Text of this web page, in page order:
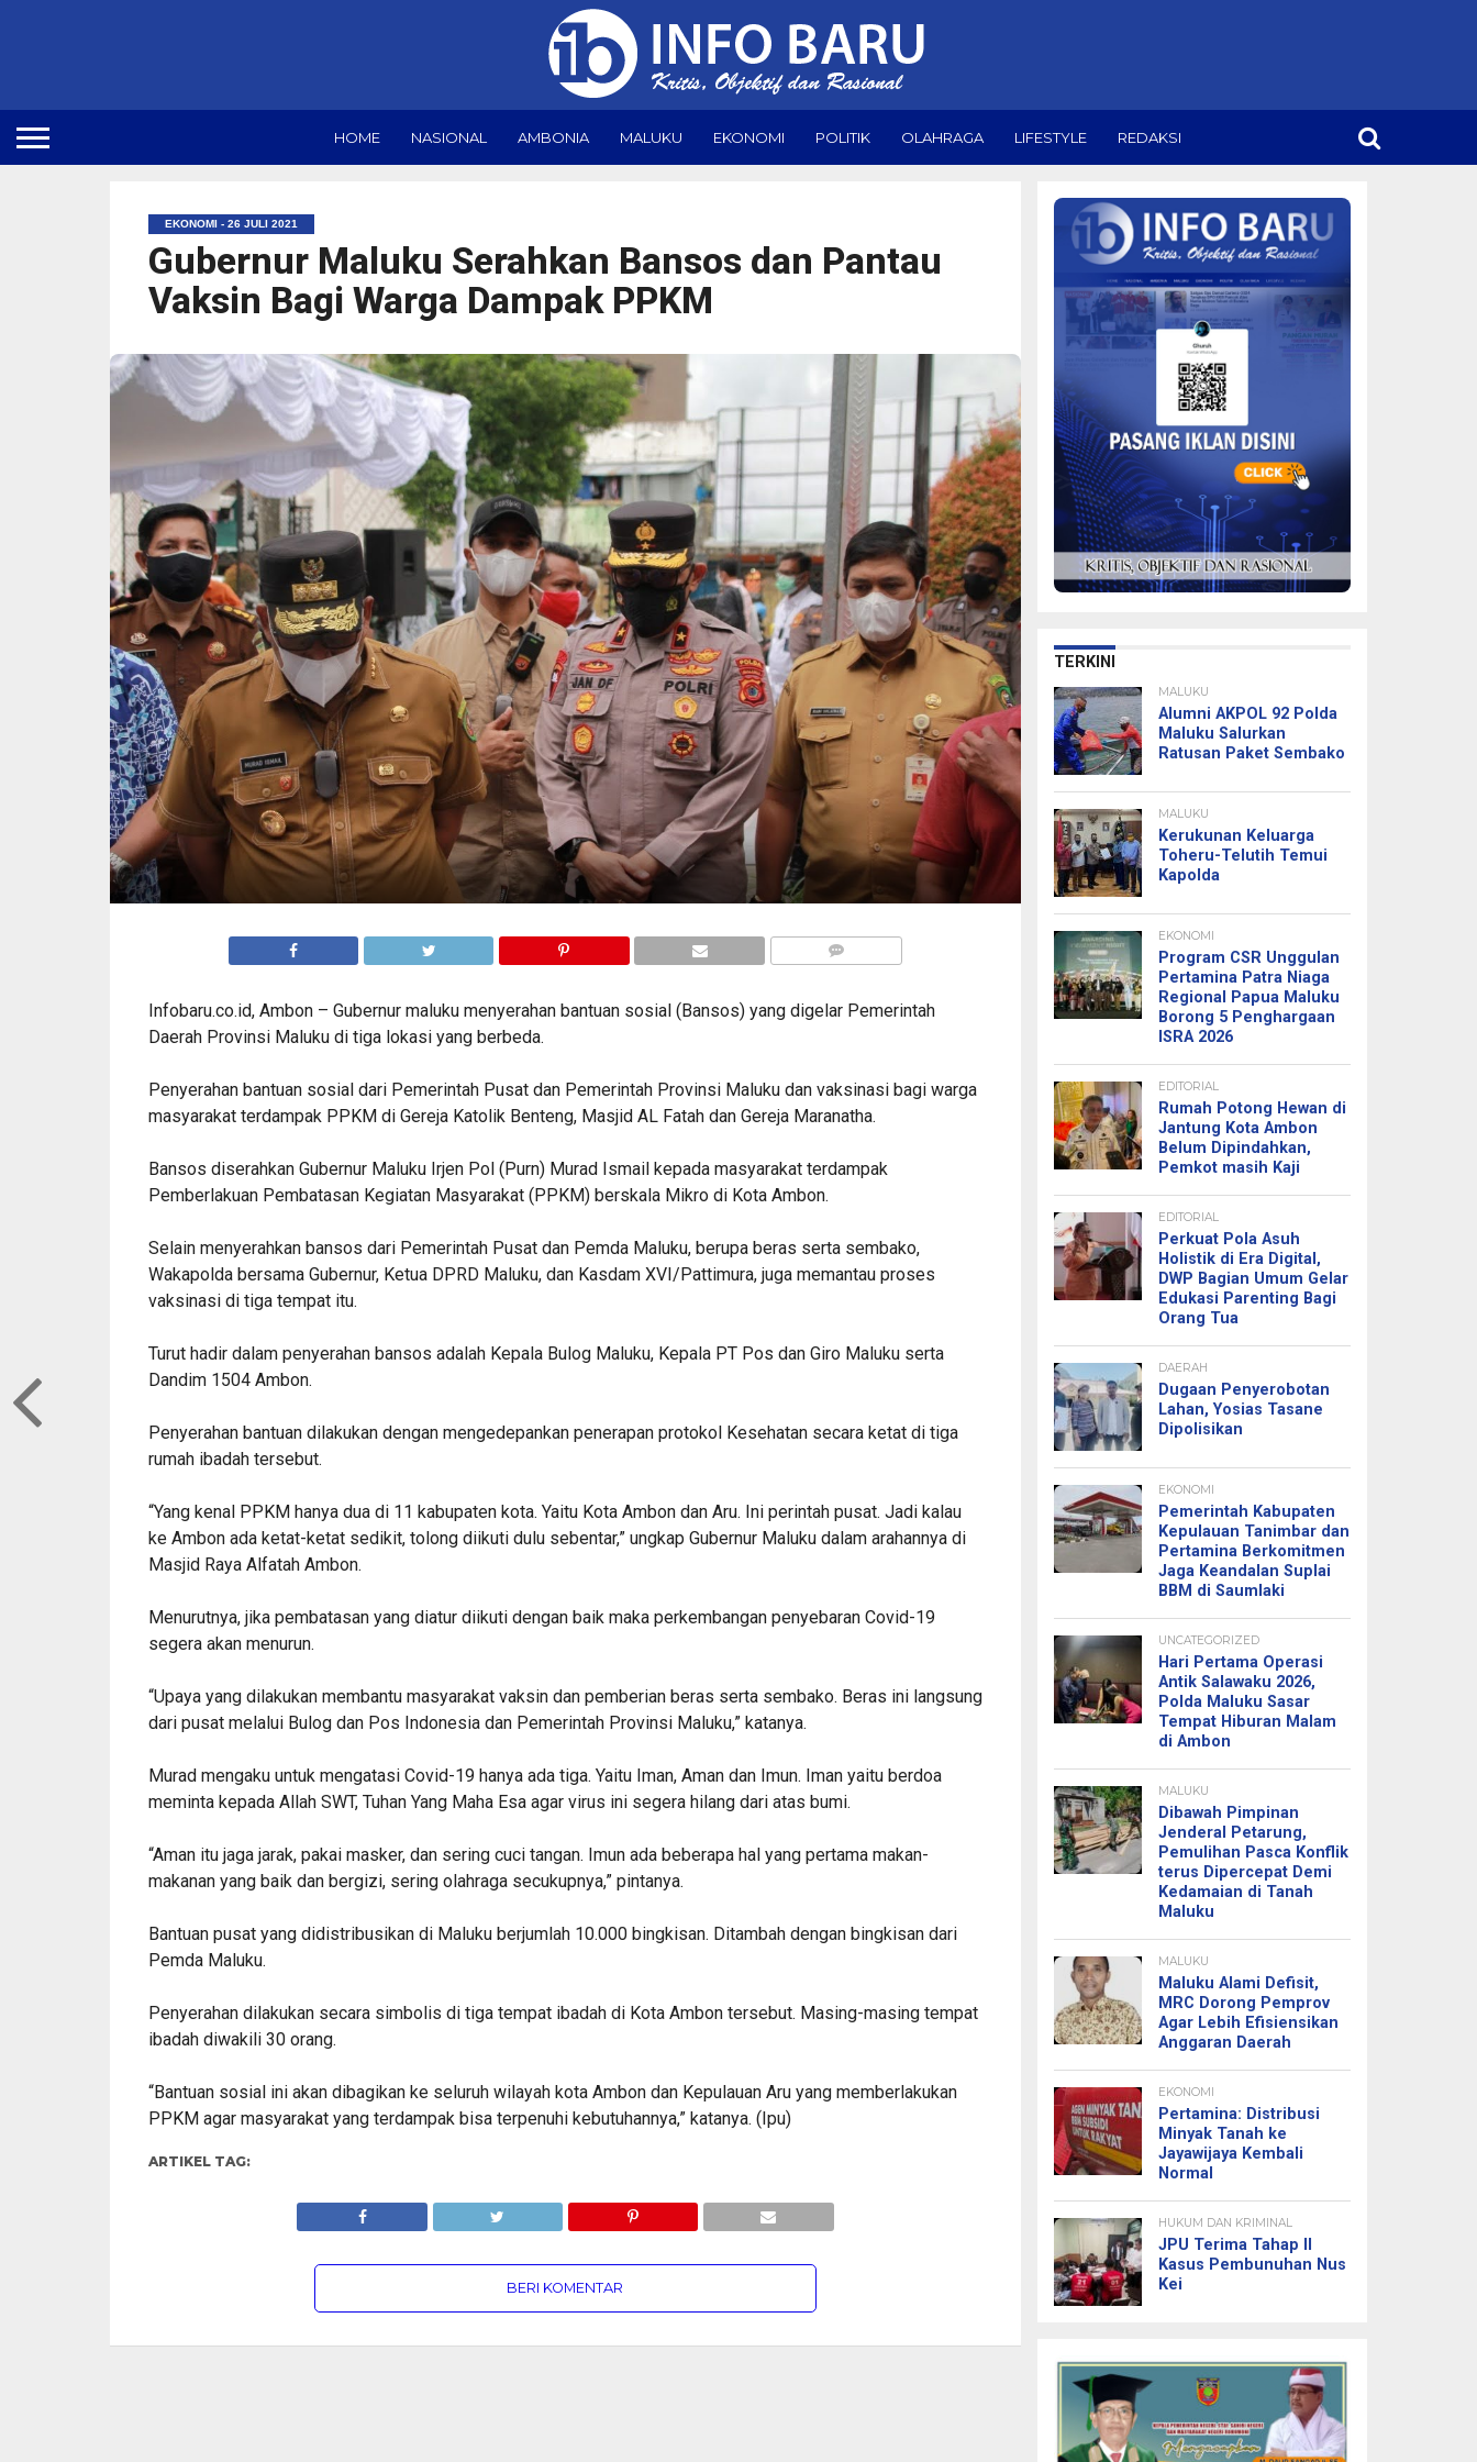
HOME NASIONAL AMBONIA MALUKU EKONOMI POLITIK OLAHRAGA LIFESTYLE REDAKSI
EKONOMI - 26 JULI 2021
Gubernur Maluku Serahkan Bansos dan Pantau
Vaksin Bagi Warga Dampak PPKM
Infobaru.co.id, Ambon – Gubernur maluku menyerahan bantuan sosial (Bansos) yang digelar Pemerintah
Daerah Provinsi Maluku di tiga lokasi yang berbeda.
Penyerahan bantuan sosial dari Pemerintah Pusat dan Pemerintah Provinsi Maluku dan vaksinasi bagi warga
masyarakat terdampak PPKM di Gereja Katolik Benteng, Masjid AL Fatah dan Gereja Maranatha.
Bansos diserahkan Gubernur Maluku Irjen Pol (Purn) Murad Ismail kepada masyarakat terdampak
Pemberlakuan Pembatasan Kegiatan Masyarakat (PPKM) berskala Mikro di Kota Ambon.
Selain menyerahkan bansos dari Pemerintah Pusat dan Pemda Maluku, berupa beras serta sembako,
Wakapolda bersama Gubernur, Ketua DPRD Maluku, dan Kasdam XVI/Pattimura, juga memantau proses
vaksinasi di tiga tempat itu.
Turut hadir dalam penyerahan bansos adalah Kepala Bulog Maluku, Kepala PT Pos dan Giro Maluku serta
Dandim 1504 Ambon.
Penyerahan bantuan dilakukan dengan mengedepankan penerapan protokol Kesehatan secara ketat di tiga
rumah ibadah tersebut.
“Yang kenal PPKM hanya dua di 11 kabupaten kota. Yaitu Kota Ambon dan Aru. Ini perintah pusat. Jadi kalau
ke Ambon ada ketat-ketat sedikit, tolong diikuti dulu sebentar,” ungkap Gubernur Maluku dalam arahannya di
Masjid Raya Alfatah Ambon.
Menurutnya, jika pembatasan yang diatur diikuti dengan baik maka perkembangan penyebaran Covid-19
segera akan menurun.
“Upaya yang dilakukan membantu masyarakat vaksin dan pemberian beras serta sembako. Beras ini langsung
dari pusat melalui Bulog dan Pos Indonesia dan Pemerintah Provinsi Maluku,” katanya.
Murad mengaku untuk mengatasi Covid-19 hanya ada tiga. Yaitu Iman, Aman dan Imun. Iman yaitu berdoa
meminta kepada Allah SWT, Tuhan Yang Maha Esa agar virus ini segera hilang dari atas bumi.
“Aman itu jaga jarak, pakai masker, dan sering cuci tangan. Imun ada beberapa hal yang pertama makan-
makanan yang baik dan bergizi, sering olahraga secukupnya,” pintanya.
Bantuan pusat yang didistribusikan di Maluku berjumlah 10.000 bingkisan. Ditambah dengan bingkisan dari
Pemda Maluku.
Penyerahan dilakukan secara simbolis di tiga tempat ibadah di Kota Ambon tersebut. Masing-masing tempat
ibadah diwakili 30 orang.
“Bantuan sosial ini akan dibagikan ke seluruh wilayah kota Ambon dan Kepulauan Aru yang memberlakukan
PPKM agar masyarakat yang terdampak bisa terpenuhi kebutuhannya,” katanya. (Ipu)
ARTIKEL TAG:
BERI KOMENTAR
TERKINI
MALUKU
Alumni AKPOL 92 Polda
Maluku Salurkan
Ratusan Paket Sembako
MALUKU
Kerukunan Keluarga
Toheru-Telutih Temui
Kapolda
EKONOMI
Program CSR Unggulan
Pertamina Patra Niaga
Regional Papua Maluku
Borong 5 Penghargaan
ISRA 2026
EDITORIAL
Rumah Potong Hewan di
Jantung Kota Ambon
Belum Dipindahkan,
Pemkot masih Kaji
EDITORIAL
Perkuat Pola Asuh
Holistik di Era Digital,
DWP Bagian Umum Gelar
Edukasi Parenting Bagi
Orang Tua
DAERAH
Dugaan Penyerobotan
Lahan, Yosias Tasane
Dipolisikan
EKONOMI
Pemerintah Kabupaten
Kepulauan Tanimbar dan
Pertamina Berkomitmen
Jaga Keandalan Suplai
BBM di Saumlaki
UNCATEGORIZED
Hari Pertama Operasi
Antik Salawaku 2026,
Polda Maluku Sasar
Tempat Hiburan Malam
di Ambon
MALUKU
Dibawah Pimpinan
Jenderal Petarung,
Pemulihan Pasca Konflik
terus Dipercepat Demi
Kedamaian di Tanah
Maluku
MALUKU
Maluku Alami Defisit,
MRC Dorong Pemprov
Agar Lebih Efisiensikan
Anggaran Daerah
EKONOMI
Pertamina: Distribusi
Minyak Tanah ke
Jayawijaya Kembali
Normal
HUKUM DAN KRIMINAL
JPU Terima Tahap II
Kasus Pembunuhan Nus
Kei